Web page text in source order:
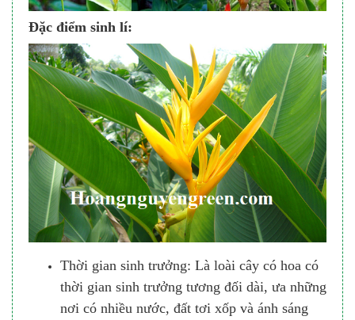
Đặc điểm sinh lí:
Thời gian sinh trưởng: Là loài cây có hoa có
thời gian sinh trưởng tương đối dài, ưa những
nơi có nhiều nước, đất tơi xốp và ánh sáng